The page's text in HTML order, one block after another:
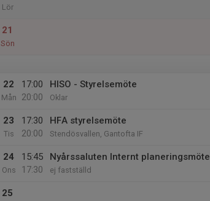
Lör
21
Sön
22
Mån
17:00
20:00
HISO - Styrelsemöte
Oklar
23
Tis
17:30
20:00
HFA styrelsemöte
Stendösvallen, Gantofta IF
24
Ons
15:45
17:30
Nyårssaluten Internt planeringsmöte
ej fastställd
25